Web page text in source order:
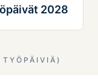
2028